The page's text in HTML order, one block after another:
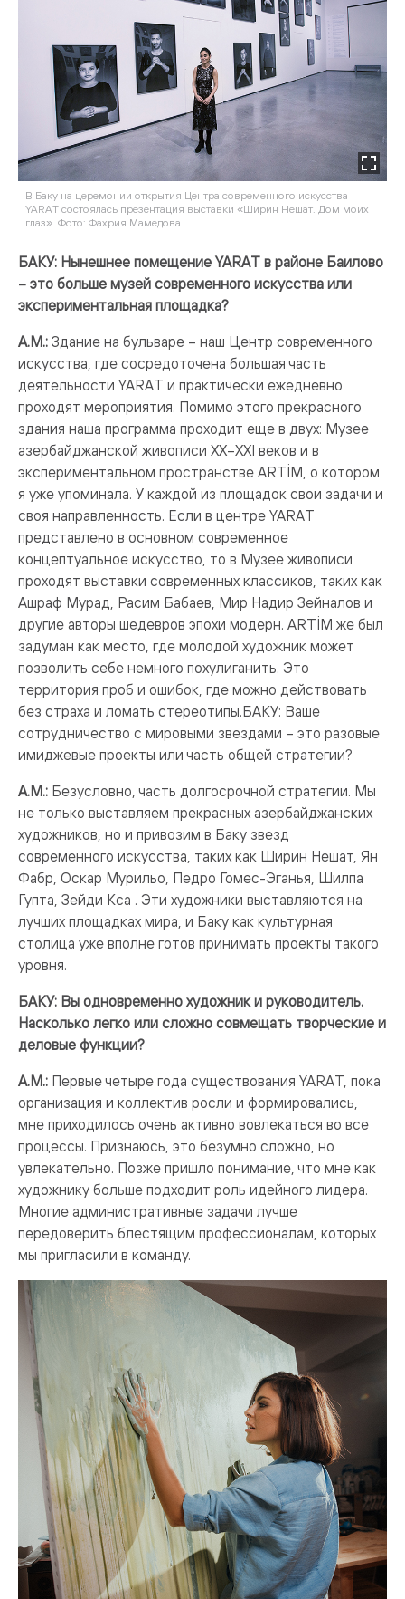
В Баку на церемонии открытия Центра современного искусства
YARAT состоялась презентация выставки «Ширин Нешат. Дом моих
глаз». Фото: Фахрия Мамедова
БАКУ: Нынешнее помещение YARAT в районе Баилово
– это больше музей современного искусства или
экспериментальная площадка?
А.М.: Здание на бульваре – наш Центр современного
искусства, где сосредоточена большая часть
деятельности YARAT и практически ежедневно
проходят мероприятия. Помимо этого прекрасного
здания наша программа проходит еще в двух: Музее
азербайджанской живописи XX–XXI веков и в
экспериментальном пространстве ARTİM, о котором
я уже упоминала. У каждой из площадок свои задачи и
своя направленность. Если в центре YARAT
представлено в основном современное
концептуальное искусство, то в Музее живописи
проходят выставки современных классиков, таких как
Ашраф Мурад, Расим Бабаев, Мир Надир Зейналов и
другие авторы шедевров эпохи модерн. ARTİM же был
задуман как место, где молодой художник может
позволить себе немного похулиганить. Это
территория проб и ошибок, где можно действовать
без страха и ломать стереотипы.БАКУ: Ваше
сотрудничество с мировыми звездами – это разовые
имиджевые проекты или часть общей стратегии?
А.М.: Безусловно, часть долгосрочной стратегии. Мы
не только выставляем прекрасных азербайджанских
художников, но и привозим в Баку звезд
современного искусства, таких как Ширин Нешат, Ян
Фабр, Оскар Мурильо, Педро Гомес-Эганья, Шилпа
Гупта, Зейди Кса . Эти художники выставляются на
лучших площадках мира, и Баку как культурная
столица уже вполне готов принимать проекты такого
уровня.
БАКУ: Вы одновременно художник и руководитель.
Насколько легко или сложно совмещать творческие и
деловые функции?
А.М.: Первые четыре года существования YARAT, пока
организация и коллектив росли и формировались,
мне приходилось очень активно вовлекаться во все
процессы. Признаюсь, это безумно сложно, но
увлекательно. Позже пришло понимание, что мне как
художнику больше подходит роль идейного лидера.
Многие административные задачи лучше
передоверить блестящим профессионалам, которых
мы пригласили в команду.